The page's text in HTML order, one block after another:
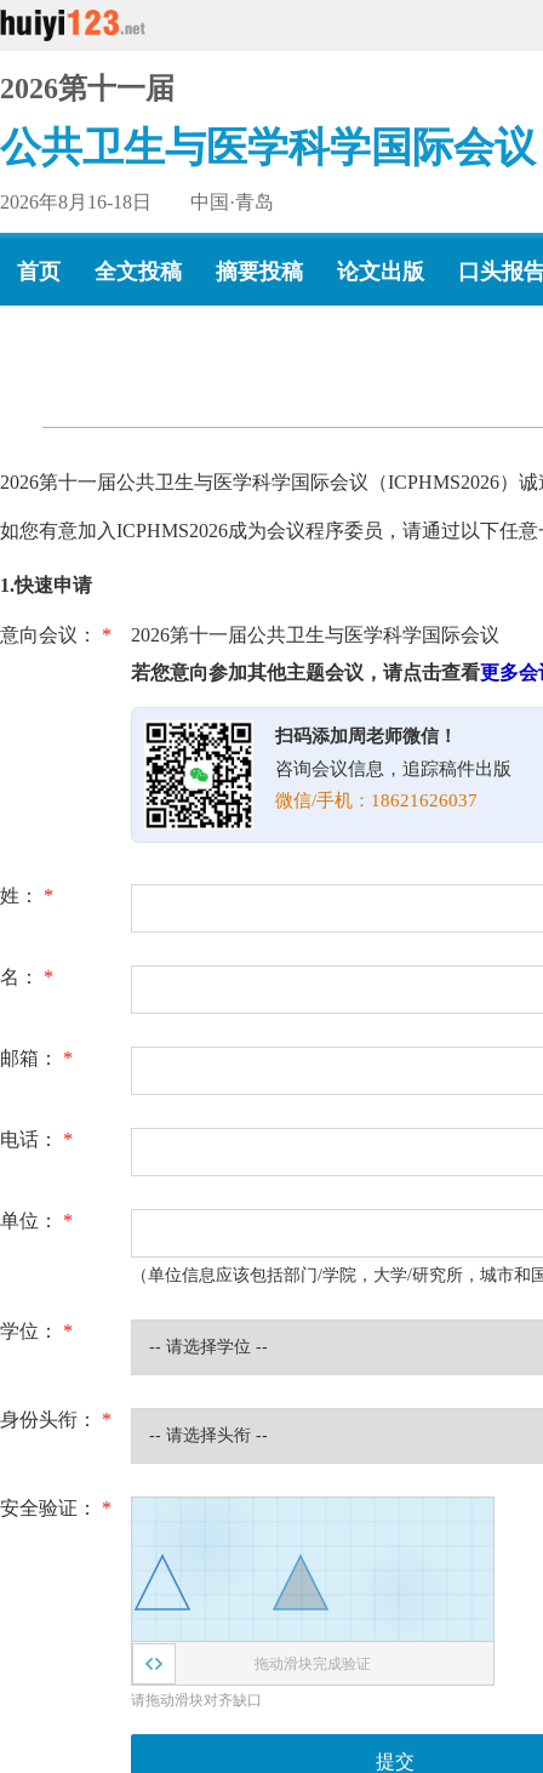
2026第十一届
公共卫生与医学科学国际会议
2026年8月16-18日 中国·青岛
首页 全文投稿 摘要投稿 论文出版 口头报
2026第十一届公共卫生与医学科学国际会议（ICPHMS2026）
如您有意加入ICPHMS2026成为会议程序委员，请通过以下任
1.快速申请
意向会议： *
2026第十一届公共卫生与医学科学国际会议
若您意向参加其他主题会议，请点击查看更多会
扫码添加周老师微信！
咨询会议信息，追踪稿件出版
微信/手机：18621626037
姓： *
名： *
邮箱： *
电话： *
单位： *
（单位信息应该包括部门/学院，大学/研究所，城市和
学位： *
身份头衔： *
安全验证： *
拖动滑块完成验证
请拖动滑块对齐缺口
提交